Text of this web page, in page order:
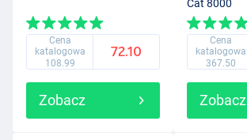
Cena
katalogowa
108.99
72.10
Zobacz
Cat 8000
Cena
katalogowa
367.50
Zobacz